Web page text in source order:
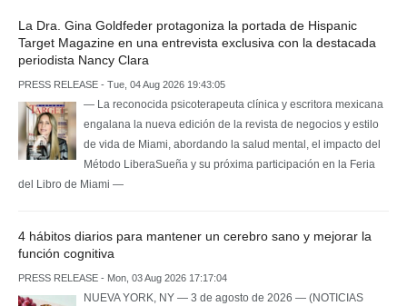
La Dra. Gina Goldfeder protagoniza la portada de Hispanic
Target Magazine en una entrevista exclusiva con la destacada
periodista Nancy Clara
PRESS RELEASE - Tue, 04 Aug 2026 19:43:05
— La reconocida psicoterapeuta clínica y escritora mexicana
engalana la nueva edición de la revista de negocios y estilo
de vida de Miami, abordando la salud mental, el impacto del
Método LiberaSueña y su próxima participación en la Feria
del Libro de Miami —
4 hábitos diarios para mantener un cerebro sano y mejorar la
función cognitiva
PRESS RELEASE - Mon, 03 Aug 2026 17:17:04
NUEVA YORK, NY — 3 de agosto de 2026 — (NOTICIAS